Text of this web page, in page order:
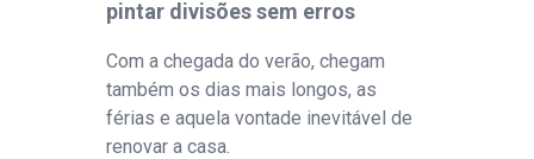
pintar divisões sem erros
Com a chegada do verão, chegam
também os dias mais longos, as
férias e aquela vontade inevitável de
renovar a casa.